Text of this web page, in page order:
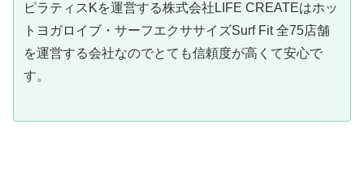
ピラティスKを運営する株式会社LIFE CREATEはホッ
トヨガロイブ・サーフエクササイズSurf Fit 全75店舗
を運営する会社なのでとても信頼度が高くて安心で
す。